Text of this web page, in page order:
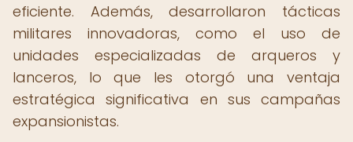
eficiente. Además, desarrollaron tácticas
militares innovadoras, como el uso de
unidades especializadas de arqueros y
lanceros, lo que les otorgó una ventaja
estratégica significativa en sus campañas
expansionistas.